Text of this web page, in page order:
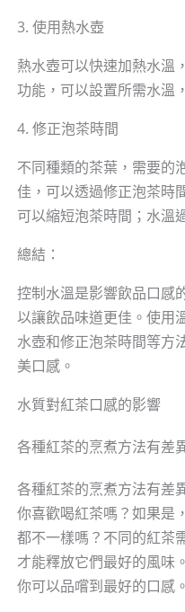
3. 使用熱水壺
熱水壺可以快速加熱水溫
功能，可以設置所需水溫
4. 修正泡茶時間
不同種類的茶葉，需要的
佳，可以透過修正泡茶時
可以縮短泡茶時間；水溫
總結：
控制水溫是影響飲品口感
以讓飲品味道更佳。使用
水壺和修正泡茶時間等方
美口感。
水質對紅茶口感的影響
各種紅茶的烹煮方法有差
各種紅茶的烹煮方法有差
你喜歡喝紅茶嗎？如果是
都不一樣嗎？不同的紅茶
才能釋放它們最好的風味
你可以品嚐到最好的口感。